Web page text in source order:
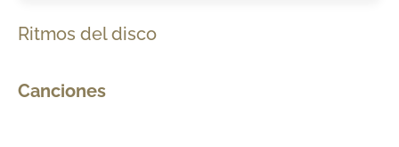
Ritmos del disco
Canciones